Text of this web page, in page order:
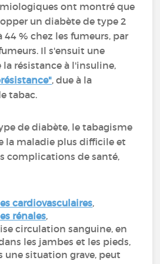
ont montré que
un diabète de type 2
44 % chez les fumeurs, par
Il s'ensuit une
résistance à l'insuline,
, due à la
tabac.
de diabète, le tabagisme
la maladie plus difficile et
complications de santé,
cardiovasculaires,
rénales,
circulation sanguine, en
les jambes et les pieds,
une situation grave, peut